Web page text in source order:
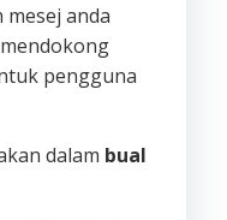
mesej anda
pengguna
dalam bual